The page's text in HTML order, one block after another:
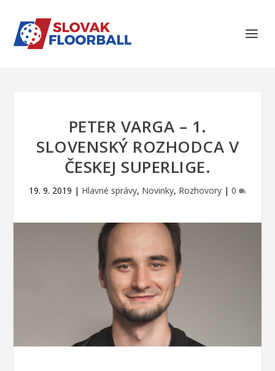
PETER VARGA – 1.
SLOVENSKÝ ROZHODCA V
ČESKEJ SUPERLIGE.
19. 9. 2019 | Hlavné správy, Novinky, Rozhovory | 0